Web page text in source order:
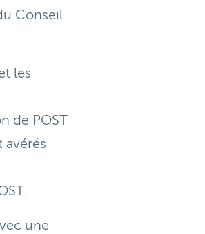
Conseil
les
de POST
avérés
une